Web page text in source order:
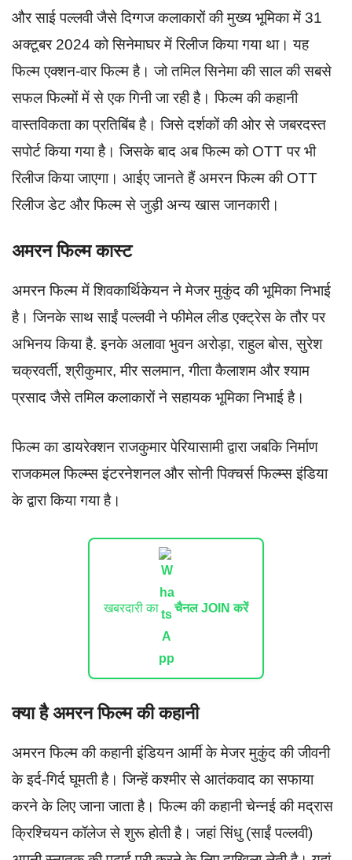
और साई पल्लवी जैसे दिग्गज कलाकारों की मुख्य भूमिका में 31
अक्टूबर 2024 को सिनेमाघर में रिलीज किया गया था। यह
फिल्म एक्शन-वार फिल्म है। जो तमिल सिनेमा की साल की सबसे
सफल फिल्मों में से एक गिनी जा रही है। फिल्म की कहानी
वास्तविकता का प्रतिबिंब है। जिसे दर्शकों की ओर से जबरदस्त
सपोर्ट किया गया है। जिसके बाद अब फिल्म को OTT पर भी
रिलीज किया जाएगा। आईए जानते हैं अमरन फिल्म की OTT
रिलीज डेट और फिल्म से जुड़ी अन्य खास जानकारी।
अमरन फिल्म कास्ट
अमरन फिल्म में शिवकार्थिकेयन ने मेजर मुकुंद की भूमिका निभाई
है। जिनके साथ साईं पल्लवी ने फीमेल लीड एक्ट्रेस के तौर पर
अभिनय किया है. इनके अलावा भुवन अरोड़ा, राहुल बोस, सुरेश
चक्रवर्ती, श्रीकुमार, मीर सलमान, गीता कैलाशम और श्याम
प्रसाद जैसे तमिल कलाकारों ने सहायक भूमिका निभाई है।
फिल्म का डायरेक्शन राजकुमार पेरियासामी द्वारा जबकि निर्माण
राजकमल फिल्म्स इंटरनेशनल और सोनी पिक्चर्स फिल्म्स इंडिया
के द्वारा किया गया है।
खबरदारी का चैनल JOIN करें
क्या है अमरन फिल्म की कहानी
अमरन फिल्म की कहानी इंडियन आर्मी के मेजर मुकुंद की जीवनी
के इर्द-गिर्द घूमती है। जिन्हें कश्मीर से आतंकवाद का सफाया
करने के लिए जाना जाता है। फिल्म की कहानी चेन्नई की मद्रास
क्रिश्चियन कॉलेज से शुरू होती है। जहां सिंधु (साईं पल्लवी)